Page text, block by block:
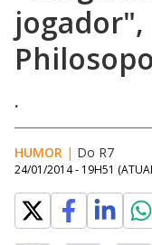
.
HUMOR | Do R7
24/01/2014 - 19H51